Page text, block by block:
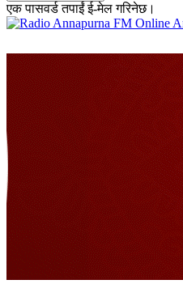
एक पासवर्ड तपाईं ई-मेल गरिनेछ।
Online